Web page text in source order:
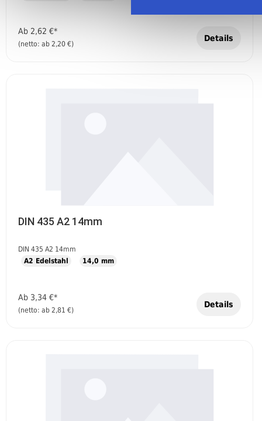
Ab 2,62 €*
(netto: ab 2,20 €)
Details
DIN 435 A2 14mm
DIN 435 A2 14mm
A2 Edelstahl
14,0 mm
Ab 3,34 €*
(netto: ab 2,81 €)
Details